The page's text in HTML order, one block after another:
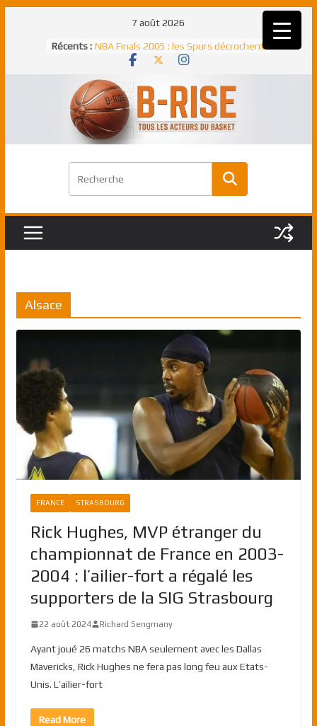
7 août 2026
Récents : NBA Finals 2005 : les Spurs décrochent
un troisième titre NBA, la rude bataille
NBA Finals 2021 : les Bucks et Giannis
Antetokounmpo triomphent, le Greek
Freek élu MVP
Shai Gilgeous-Alexander : son premier
match à plus de 40 points en NBA, le
Pau Gasol dans l’histoire en 2002 :
premier européen sacré Rookie de
Rudy Gobert, deuxième Français élu
Alsace
FRANCE STRASBOURG
Rick Hughes, MVP étranger du
championnat de France en 2003-
2004 : l’ailier-fort a régalé les
supporters de la SIG Strasbourg
22 août 2024 Richard Sengmany
Ayant joué 26 matchs NBA seulement avec les Dallas
Mavericks, Rick Hughes ne fera pas long feu aux Etats-
Unis. L’ailier-fort
Read More